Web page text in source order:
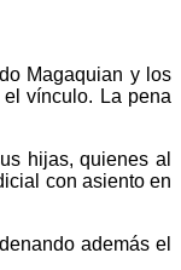
Magaquian y los
vínculo. La pena
hijas, quienes al
con asiento en
además el